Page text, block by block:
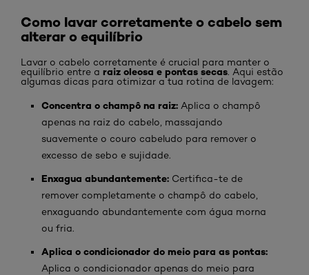
Como lavar corretamente o cabelo sem
alterar o equilíbrio
Lavar o cabelo corretamente é crucial para manter o
equilíbrio entre a raiz oleosa e pontas secas. Aqui estão
algumas dicas para otimizar a tua rotina de lavagem:
Concentra o champô na raiz: Aplica o champô
apenas na raiz do cabelo, massajando
suavemente o couro cabeludo para remover o
excesso de sebo e sujidade.
Enxagua abundantemente: Certifica-te de
remover completamente o champô do cabelo,
enxaguando abundantemente com água morna
ou fria.
Aplica o condicionador do meio para as pontas:
Aplica o condicionador apenas do meio para